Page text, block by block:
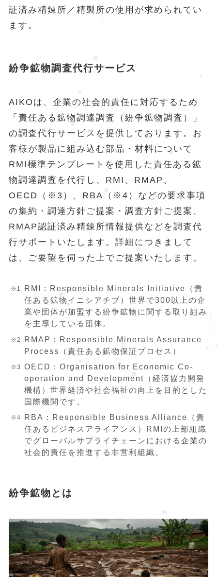
証済み精錬所／精製所の使用が求められてい
ます。
紛争鉱物調査代行サービス
AIKOは、企業の社会的責任に対応するため
「責任ある鉱物調達調査（紛争鉱物調査）」
の調査代行サービスを提供しております。お
客様が製品に組み込む部品・材料について
RMI標準テンプレートを使用した責任ある鉱
物調達調査を代行し、RMI、RMAP、
OECD（※3）、RBA（※4）などの要求事項
の集約・調達方針ご提案・調査方針ご提案、
RMAP認証済み精錬所情報提供などを調査代
行サポートいたします。詳細につきまして
は、ご要望を伺った上でご提案いたします。
RMI：Responsible Minerals Initiative（責
任ある鉱物イニシアチブ）世界で300以上の企
業や団体が加盟する紛争鉱物に関する取り組み
を主導している団体。
RMAP：Responsible Minerals Assurance
Process（責任ある鉱物保証プロセス）
OECD：Organisation for Economic Co-
operation and Development（経済協力開発
機構）世界経済や社会福祉の向上を目的とした
国際機関です。
RBA：Responsible Business Alliance（責
任あるビジネスアライアンス）RMIの上部組織
でグローバルサプライチェーンにおける企業の
社会的責任を推進する非営利組織。
紛争鉱物とは